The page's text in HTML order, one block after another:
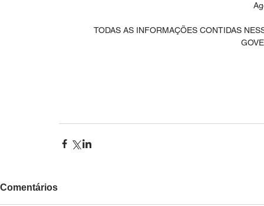
TODAS AS INFORMAÇÕES CONTIDAS
Comentários